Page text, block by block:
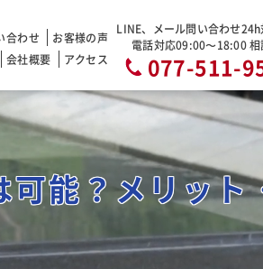
合わせ
お客様の声
会社概要 アクセス
LINE、メール問い合わせ24h
電話対応09:00〜18:00 相
077-511-
可能？メリット